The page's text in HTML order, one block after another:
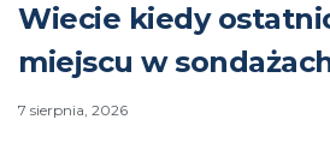
Wiecie kiedy
miejscu w
7 sierpnia, 2026